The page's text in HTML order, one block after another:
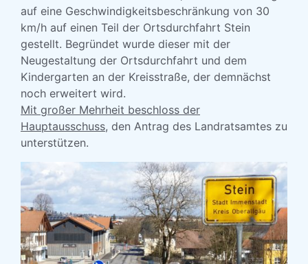
auf eine Geschwindigkeitsbeschränkung von 30
km/h auf einen Teil der Ortsdurchfahrt Stein
gestellt. Begründet wurde dieser mit der
Neugestaltung der Ortsdurchfahrt und dem
Kindergarten an der Kreisstraße, der demnächst
noch erweitert wird.
Mit großer Mehrheit beschloss der
Hauptausschuss, den Antrag des Landratsamtes zu
unterstützen.